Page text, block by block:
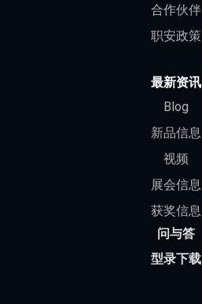
合作伙伴
职安政策
最新资讯
Blog
新品信息
视频
展会信息
获奖信息
问与答
型录下载